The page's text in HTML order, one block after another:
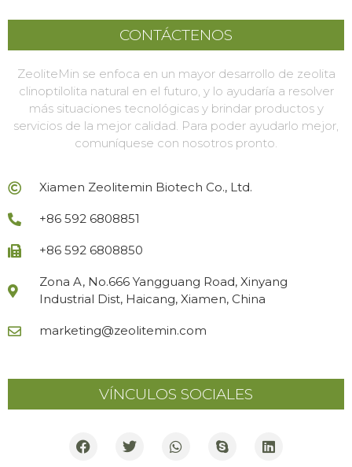
CONTÁCTENOS
ZeoliteMin se enfoca en un mayor desarrollo de zeolita
clinoptilolita natural en el futuro, y lo ayudaría a resolver
más situaciones tecnológicas y brindar productos y
servicios de la mejor calidad. Para poder ayudarlo mejor,
comuníquese con nosotros pronto.
Xiamen Zeolitemin Biotech Co., Ltd.
+86 592 6808851
+86 592 6808850
Zona A, No.666 Yangguang Road, Xinyang
Industrial Dist, Haicang, Xiamen, China
marketing@zeolitemin.com
VÍNCULOS SOCIALES